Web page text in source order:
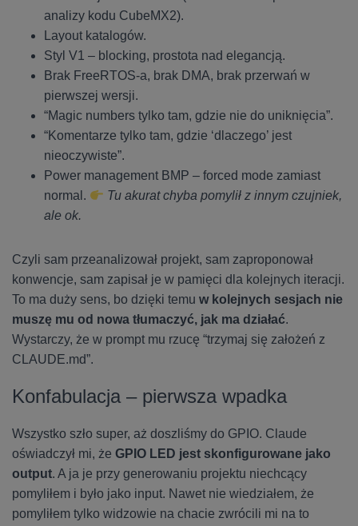
analizy kodu CubeMX2).
Layout katalogów.
Styl V1 – blocking, prostota nad elegancją.
Brak FreeRTOS-a, brak DMA, brak przerwań w
pierwszej wersji.
“Magic numbers tylko tam, gdzie nie do uniknięcia”.
“Komentarze tylko tam, gdzie ‘dlaczego’ jest
nieoczywiste”.
Power management BMP – forced mode zamiast
normal.
Tu akurat chyba pomylił z innym czujniek,
ale ok.
Czyli sam przeanalizował projekt, sam zaproponował
konwencje, sam zapisał je w pamięci dla kolejnych iteracji.
To ma duży sens, bo dzięki temu w kolejnych sesjach nie
muszę mu od nowa tłumaczyć, jak ma działać.
Wystarczy, że w prompt mu rzucę “trzymaj się założeń z
CLAUDE.md”.
Konfabulacja – pierwsza wpadka
Wszystko szło super, aż doszliśmy do GPIO. Claude
oświadczył mi, że GPIO LED jest skonfigurowane jako
output. A ja je przy generowaniu projektu niechcący
pomyliłem i było jako input. Nawet nie wiedziałem, że
pomyliłem tylko widzowie na chacie zwrócili mi na to